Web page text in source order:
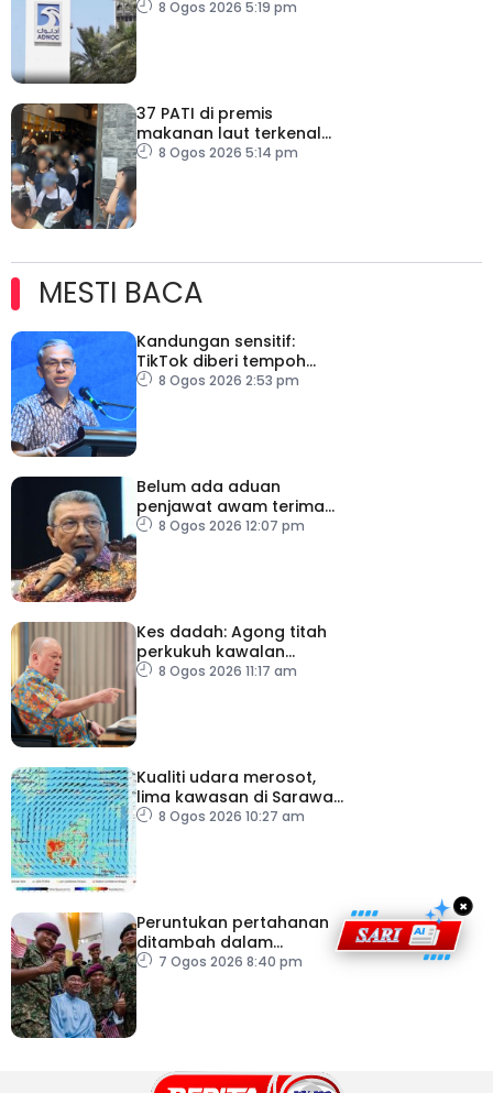
terkorban
8 Ogos 2026 5:19 pm
37 PATI di premis
makanan laut terkenal
dicekup
8 Ogos 2026 5:14 pm
MESTI BACA
Kandungan sensitif:
TikTok diberi tempoh
perkukuh sistem
8 Ogos 2026 2:53 pm
Belum ada aduan
penjawat awam terima
tekanan daripada ahli
8 Ogos 2026 12:07 pm
Kes dadah: Agong titah
perkukuh kawalan
lapangan terbang, pintu
8 Ogos 2026 11:17 am
Kualiti udara merosot,
lima kawasan di Sarawak
catat IPU tidak sihat
8 Ogos 2026 10:27 am
Peruntukan pertahanan
ditambah dalam
Belanjawan 2027
7 Ogos 2026 8:40 pm
×